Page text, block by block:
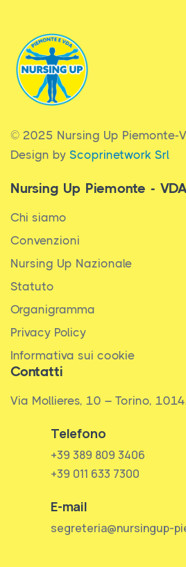
© 2025 Nursing Up Piemonte-
Design by Scoprinetwork Srl
Nursing Up Piemonte -
Chi siamo
Convenzioni
Nursing Up Nazionale
Statuto
Organigramma
Privacy Policy
Informativa sui cookie
Contatti
Via Mollieres, 10 – Torino,
Telefono
+39 389 809 3406
+39 011 633 7300
E-mail
segreteria@nursingup-